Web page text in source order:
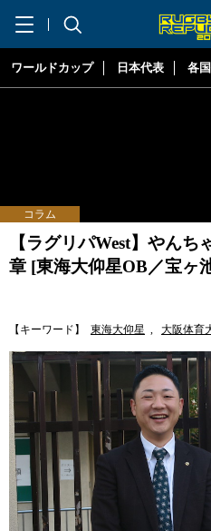
ワールドカップ 日本代表 各
コラム
【ラグリパWest】やん
章 [東海大仰星OB／宝ヶ
【キーワード】 東海大仰星 , 大阪体育